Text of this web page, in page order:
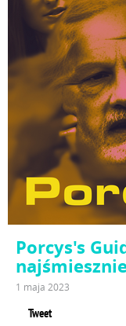
Porcys's
1 maja 2023
Tweet